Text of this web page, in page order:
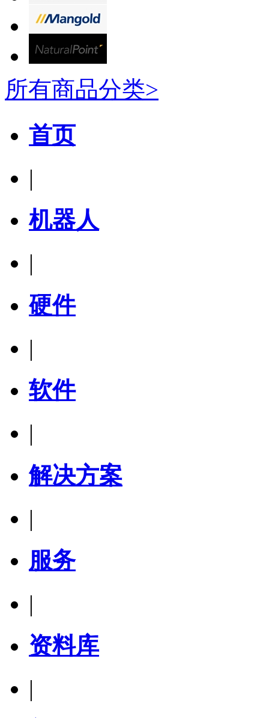
所有商品分类>
首页
|
机器人
|
硬件
|
软件
|
解决方案
|
服务
|
资料库
|